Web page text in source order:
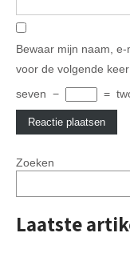
Bewaar mijn naam,
voor de volgende
seven − =
Zoeken
Laatste